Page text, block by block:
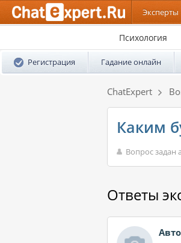
Эксперты
Психология
Регистрация Гадание онлайн
ChatExpert
Каким
Вопрос задан
Ответы